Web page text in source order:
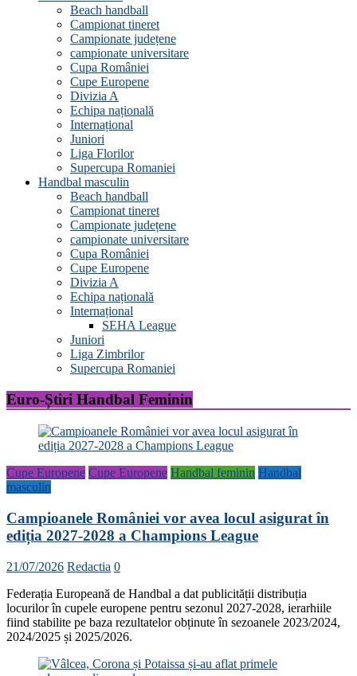
Beach handball
Campionat tineret
Campionate județene
campionate universitare
Cupa României
Cupe Europene
Divizia A
Echipa națională
Internațional
Juniori
Liga Florilor
Supercupa Romaniei
Handbal masculin
Beach handball
Campionat tineret
Campionate județene
campionate universitare
Cupa României
Cupe Europene
Divizia A
Echipa națională
Internațional
SEHA League
Juniori
Liga Zimbrilor
Supercupa Romaniei
Euro-Știri Handbal Feminin
Cupe Europene Cupe Europene Handbal feminin Handbal
masculin
Campioanele României vor avea locul asigurat în
ediția 2027-2028 a Champions League
21/07/2026 Redactia 0
Federația Europeană de Handbal a dat publicității distribuția
locurilor în cupele europene pentru sezonul 2027-2028, ierarhiile
fiind stabilite pe baza rezultatelor obținute în sezoanele 2023/2024,
2024/2025 și 2025/2026.